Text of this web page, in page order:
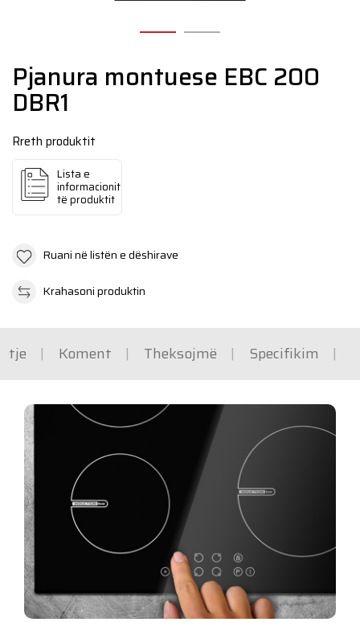
Pjanura montuese EBC 200
DBR1
Rreth produktit
Lista e
informacionit
të produktit
Ruani në listën e dëshirave
Krahasoni produktin
Koment Theksojmë Specifikim